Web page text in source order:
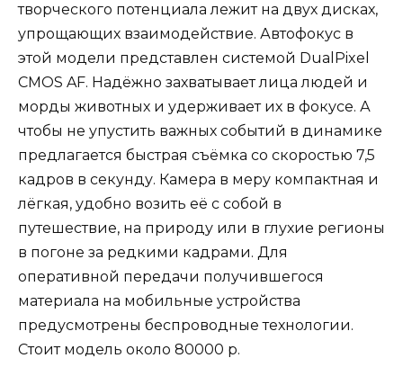
творческого потенциала лежит на двух дисках,
упрощающих взаимодействие. Автофокус в
этой модели представлен системой DualPixel
CMOS AF. Надёжно захватывает лица людей и
морды животных и удерживает их в фокусе. А
чтобы не упустить важных событий в динамике
предлагается быстрая съёмка со скоростью 7,5
кадров в секунду. Камера в меру компактная и
лёгкая, удобно возить её с собой в
путешествие, на природу или в глухие регионы
в погоне за редкими кадрами. Для
оперативной передачи получившегося
материала на мобильные устройства
предусмотрены беспроводные технологии.
Стоит модель около 80000 р.